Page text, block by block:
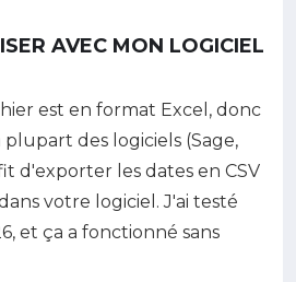
AVEC MON LOGICIEL
est en format Excel, donc
des logiciels (Sage,
d'exporter les dates en CSV
votre logiciel. J'ai testé
et ça a fonctionné sans